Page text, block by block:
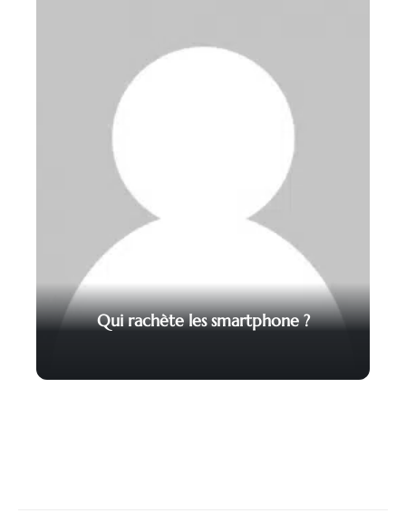
Qui rachète les smartphone ?